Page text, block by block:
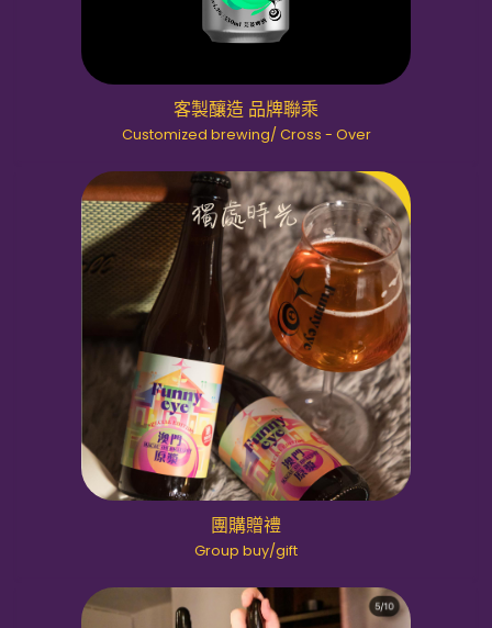
客製釀造 品牌聯乘
Customized brewing/ Cross - Over
團購贈禮
Group buy/gift